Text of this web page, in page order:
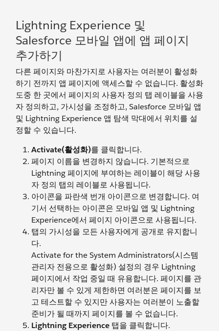
Lightning Experience 및
Salesforce 모바일 앱에 앱 페이지
추가하기
다른 페이지와 마찬가지로 사용자는 여러분이 활성화
하기 전까지 앱 페이지에 액세스할 수 없습니다. 활성화
도중 한 곳에서 페이지의 사용자 정의 탭 레이블을 사용
자 정의하고, 가시성을 조정하고, Salesforce 모바일 앱
및 Lightning Experience 앱 탐색 막대에서 위치를 설
정할 수 있습니다.
Activate(활성화)를 클릭합니다.
페이지 이름을 변경하지 않습니다. 기본적으로
Lightning 페이지에 부여하는 레이블이 해당 사용
자 정의 탭의 레이블로 사용됩니다.
아이콘을 파란색 번개 아이콘으로 변경합니다. 여
기서 선택하는 아이콘은 모바일 앱 및 Lightning
Experience에서 페이지 아이콘으로 사용됩니다.
탭의 가시성을 모든 사용자에게 공개로 유지합니
다.
Activate for the System Administrators(시스템
관리자 전용으로 활성화) 설정의 경우 Lightning
페이지에서 작업 중일 때 유용합니다. 페이지를 관
리자만 볼 수 있게 제한하면 여러분은 페이지를 보
고 테스트할 수 있지만 사용자는 여러분이 노출할
준비가 될 때까지 페이지를 볼 수 없습니다.
Lightning Experience 탭을 클릭합니다.